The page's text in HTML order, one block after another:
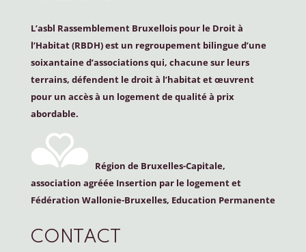
L’asbl Rassemblement Bruxellois pour le Droit à
l’Habitat (RBDH) est un regroupement bilingue d’une
soixantaine d’associations qui, chacune sur leurs
terrains, défendent le droit à l’habitat et œuvrent
pour un accès à un logement de qualité à prix
abordable.
Région de Bruxelles-Capitale,
association agréée Insertion par le logement et
Fédération Wallonie-Bruxelles, Education Permanente
CONTACT